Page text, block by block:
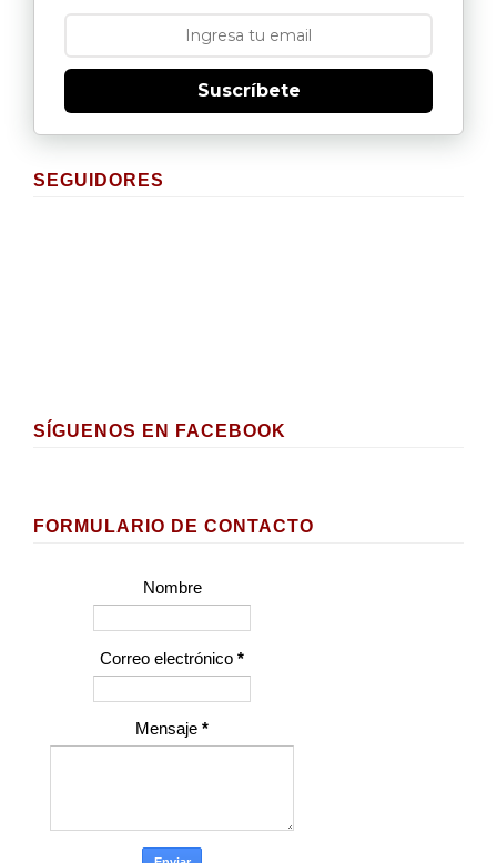
Suscríbete
SEGUIDORES
SÍGUENOS EN FACEBOOK
FORMULARIO DE CONTACTO
Nombre
Correo electrónico *
Mensaje *